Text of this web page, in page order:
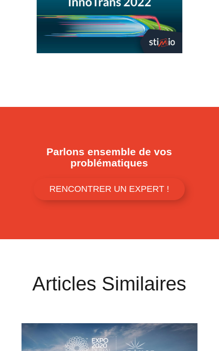
Parlons ensemble de vos
problématiques
RENCONTRER UN EXPERT !
Articles Similaires